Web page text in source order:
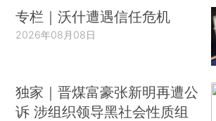
专栏｜沃什遭遇信任危机
2026年08月08日
独家｜晋煤富豪张新明再遭公
诉 涉组织领导黑社会性质组